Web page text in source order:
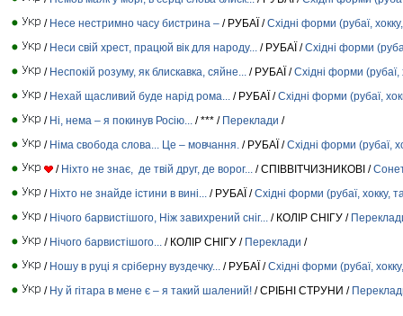
/ Несе нестримно часу бистрина – / РУБАЇ /Східні форми (рубаї,
/ Неси свій хрест, працюй вік для народу... / РУБАЇ /Східні форми
/ Неспокій розуму, як блискавка, сяйне... / РУБАЇ /Східні форми (рубаї,
/ Нехай щасливий буде нарід рома... / РУБАЇ /Східні форми (рубаї,
/ Ні, нема – я покинув Росію... / *** / Переклади /
/ Німа свобода слова... Це – мовчання. / РУБАЇ /Східні форми (рубаї,
/ Ніхто не знає, де твій друг, де ворог... / СПІВВІТЧИЗНИКОВІ /
/ Ніхто не знайде істини в вині... / РУБАЇ /Східні форми (рубаї, хокку,
/ Нічого барвистішого, Ніж завихрений сніг... / КОЛІР СНІГУ /
/ Нічого барвистішого... / КОЛІР СНІГУ / Переклади /
/ Ношу в руці я сріберну вуздечку... / РУБАЇ /Східні форми (рубаї,
/ Ну й гітара в мене є – я такий шалений! / СРІБНІ СТРУНИ /